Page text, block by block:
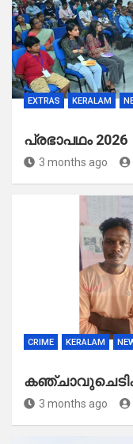
EXTRAS KERALAM
പ്രഭാപഥം 2026
3 months ago
CRIME KERALAM
3 months ago